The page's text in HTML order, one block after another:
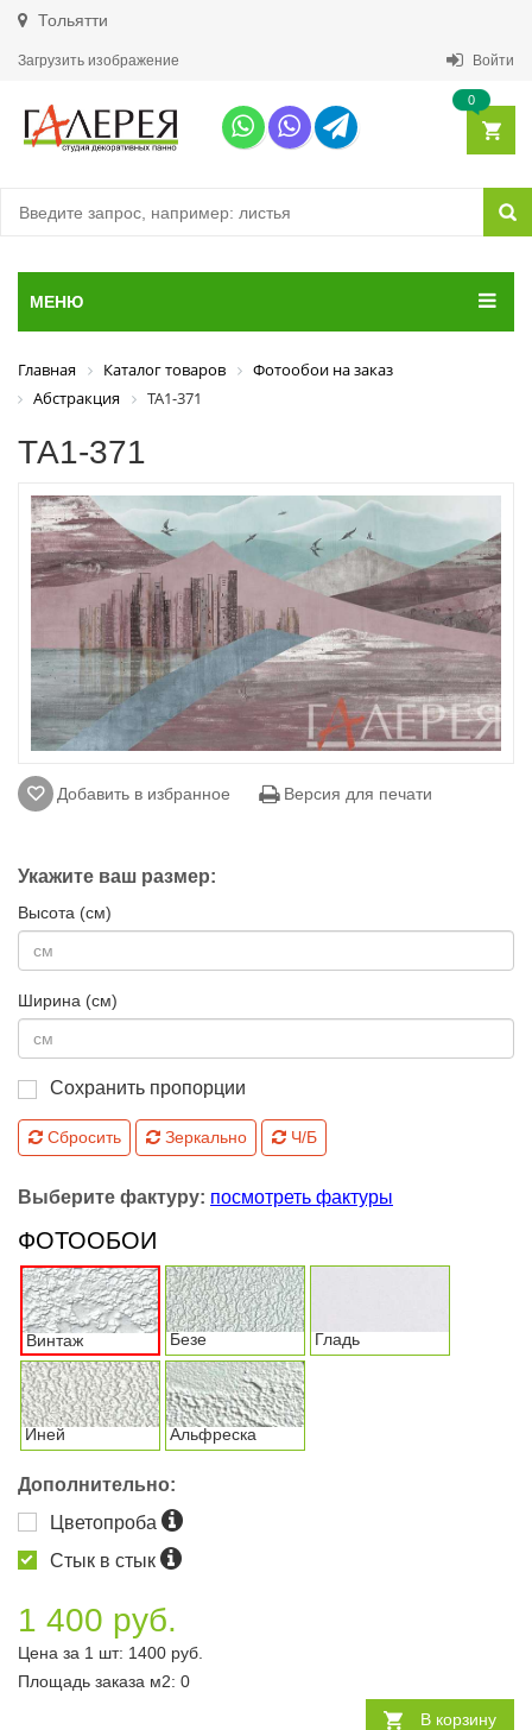
Тольятти
Загрузить изображение Войти
0
МЕНЮ
Главная Каталог товаров
Фотообои на заказ
Абстракция
ТА1-371
ТА1-371
Добавить в избранное Версия для печати
Укажите ваш размер:
Высота (см)
Ширина (см)
Сохранить пропорции
Сбросить Зеркально Ч/Б
Выберите фактуру: посмотреть фактуры
ФОТООБОИ
Винтаж Безе Гладь
Иней Альфреска
Дополнительно:
Цветопроба
Стык в стык
1 400 руб.
Цена за 1 шт: 1400 руб.
Площадь заказа м2: 0
В корзину